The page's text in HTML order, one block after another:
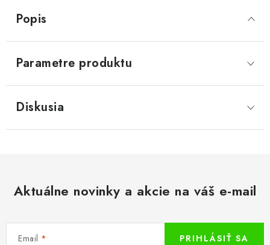
Popis
Parametre produktu
Diskusia
Aktuálne novinky a akcie na váš e-mail
Email PRIHLÁSIŤ SA